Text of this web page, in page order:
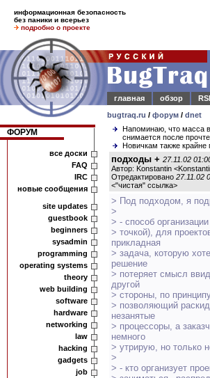
информационная безопасность
без паники и всерьез
подробно о проекте
главная
обзор
bugtraq.ru / форум / dnet
ФОРУМ
все доски
FAQ
IRC
новые сообщения
site updates
guestbook
beginners
sysadmin
programming
operating systems
theory
web building
software
hardware
networking
law
hacking
gadgets
job
Напоминаю, что масса
снимается после
Новичкам также крайне
подходы + 27.11.02
Автор: Konstantin
Отредактировано 27.11.02
<"чистая" ссылка>
> Под подходом, я
>
> - способ
> точкой), для
прикладная
> задача, которую
решение
> потеряет смысл
другой
> стороны, по
> позволяющий
незанятые
> процессоры, а
немного
> утрирую, но только
>
> - кто организует